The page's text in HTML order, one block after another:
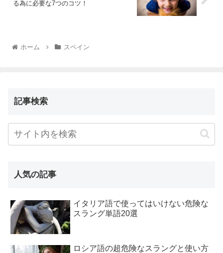
る為に必要な7つのコツ！
ホーム スペイン
記事検索
人気の記事
イタリア語で使ってはいけない危険な
スラング単語20選
ロシア語の超危険なスラングと使い方